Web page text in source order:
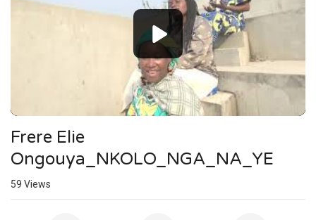
Frere Elie
Ongouya_NKOLO_NGA_NA_YE
59 Views